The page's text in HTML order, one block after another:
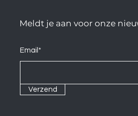
Meldt je aan voor onze
Email*
Verzend